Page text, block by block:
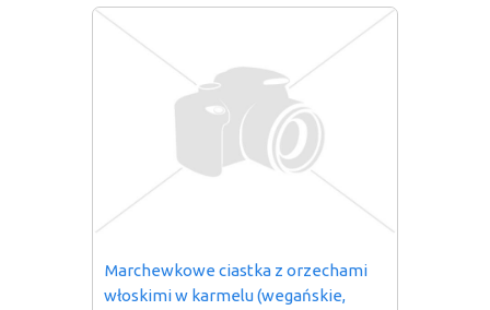
Marchewkowe ciastka z orzechami
włoskimi w karmelu (wegańskie,